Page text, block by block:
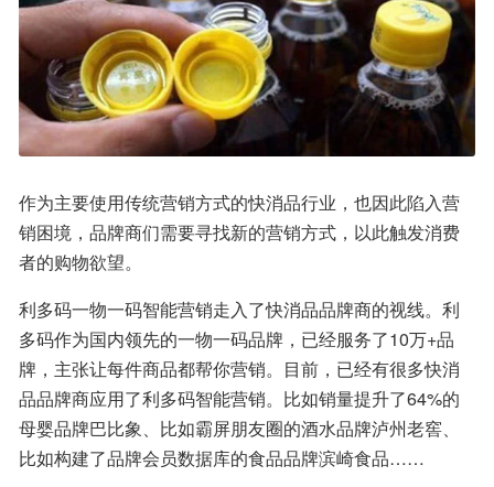
作为主要使用传统营销方式的快消品行业，也因此陷入营
销困境，品牌商们需要寻找新的营销方式，以此触发消费
者的购物欲望。
利多码一物一码智能营销走入了快消品品牌商的视线。利
多码作为国内领先的一物一码品牌，已经服务了10万+品
牌，主张让每件商品都帮你营销。目前，已经有很多快消
品品牌商应用了利多码智能营销。比如销量提升了64%的
母婴品牌巴比象、比如霸屏朋友圈的酒水品牌泸州老窖、
比如构建了品牌会员数据库的食品品牌滨崎食品……